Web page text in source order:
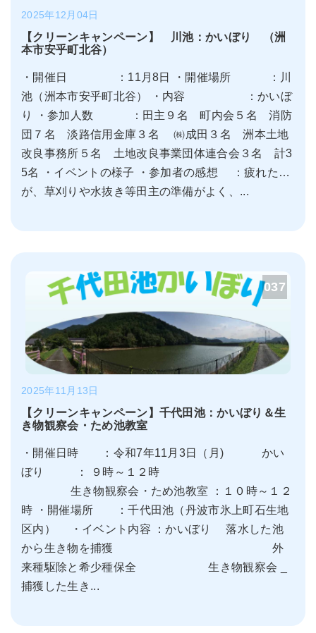
2025年12月04日
【クリーンキャンペーン】 川池：かいぼり （洲
本市安乎町北谷）
・開催日 ：11月8日 ・開催場所 ：川
池（洲本市安乎町北谷） ・内容 ：かいぼ
り ・参加人数 ：田主９名 町内会５名 消防
団７名 淡路信用金庫３名 ㈱成田３名 洲本土地
改良事務所５名 土地改良事業団体連合会３名 計3
5名 ・イベントの様子 ・参加者の感想 ：疲れた…
が、草刈りや水抜き等田主の準備がよく、...
037
2025年11月13日
【クリーンキャンペーン】千代田池：かいぼり＆生
き物観察会・ため池教室
・開催日時 ：令和7年11月3日（月) かい
ぼり ： ９時～１２時
生き物観察会・ため池教室 ：１０時～１２
時 ・開催場所 ：千代田池（丹波市氷上町石生地
区内） ・イベント内容 ：かいぼり 落水した池
から生き物を捕獲 外
来種駆除と希少種保全 生き物観察会 _
捕獲した生き...